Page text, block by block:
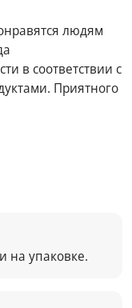
людям
в соответствии с
Приятного
на упаковке.